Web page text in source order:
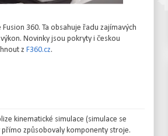
360. Ta obsahuje řadu zajímavých
Novinky jsou pokryty i českou
z F360.cz.
kinematické simulace (simulace se
způsobovaly komponenty stroje.